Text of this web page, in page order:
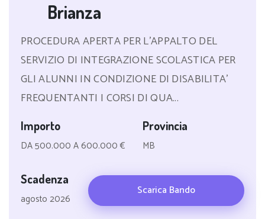
Brianza
PROCEDURA APERTA PER L'APPALTO DEL
SERVIZIO DI INTEGRAZIONE SCOLASTICA PER
GLI ALUNNI IN CONDIZIONE DI DISABILITA'
FREQUENTANTI I CORSI DI QUA...
Importo
DA 500.000 A 600.000 €
Provincia
MB
Scadenza
agosto 2026
Scarica Bando